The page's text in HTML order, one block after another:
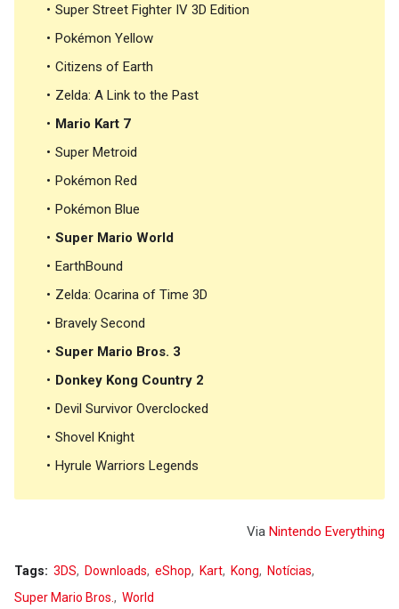
Super Street Fighter IV 3D Edition
Pokémon Yellow
Citizens of Earth
Zelda: A Link to the Past
Mario Kart 7
Super Metroid
Pokémon Red
Pokémon Blue
Super Mario World
EarthBound
Zelda: Ocarina of Time 3D
Bravely Second
Super Mario Bros. 3
Donkey Kong Country 2
Devil Survivor Overclocked
Shovel Knight
Hyrule Warriors Legends
Via Nintendo Everything
Tags: 3DS Downloads eShop Kart Kong
Notícias
Super Mario Bros.
World